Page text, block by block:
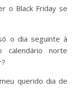
o Black Friday se
o dia seguinte à
norte
querido dia de